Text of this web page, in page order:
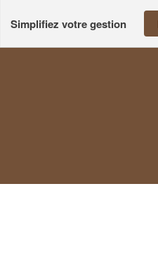
Simplifiez votre gestion